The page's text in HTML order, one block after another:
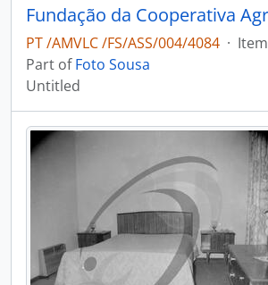
PT /AMVLC /FS/ASS/004/4084 · Item
Part ofFoto Sousa
Untitled